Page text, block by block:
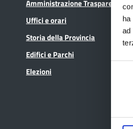
ad
Amministrazione Trasparente
Uffici e orari
Storia della Provincia
Edifici e Parchi
Elezioni